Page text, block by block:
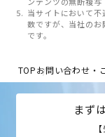
当サイトにおいて
数ですが、当社のお
です。
TOPお問い合わせ・
まず